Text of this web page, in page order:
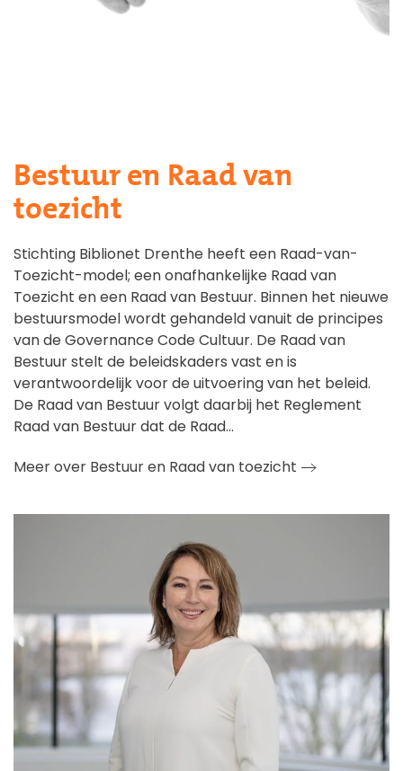
Bestuur en Raad van
toezicht
Stichting Biblionet Drenthe heeft een Raad-van-
Toezicht-model; een onafhankelijke Raad van
Toezicht en een Raad van Bestuur. Binnen het nieuwe
bestuursmodel wordt gehandeld vanuit de principes
van de Governance Code Cultuur. De Raad van
Bestuur stelt de beleidskaders vast en is
verantwoordelijk voor de uitvoering van het beleid.
De Raad van Bestuur volgt daarbij het Reglement
Raad van Bestuur dat de Raad…
Meer over Bestuur en Raad van toezicht